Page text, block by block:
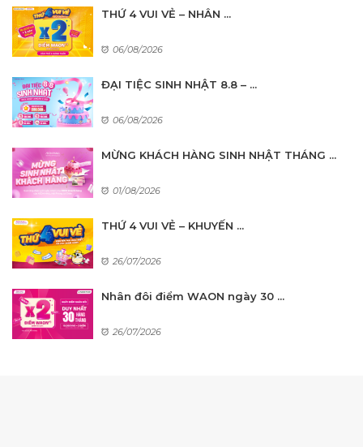
THỨ 4 VUI VẺ – NHÂN ...
06/08/2026
ĐẠI TIỆC SINH NHẬT 8.8 – ...
06/08/2026
MỪNG KHÁCH HÀNG SINH NHẬT THÁNG ...
01/08/2026
THỨ 4 VUI VẺ – KHUYẾN ...
26/07/2026
Nhân đôi điểm WAON ngày 30 ...
26/07/2026